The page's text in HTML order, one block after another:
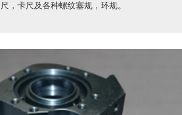
，卡尺及各种螺纹塞规，环规。